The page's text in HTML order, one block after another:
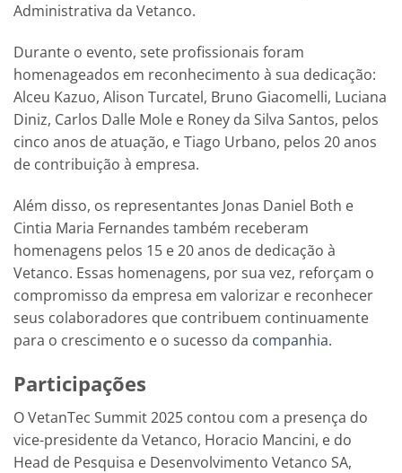
Administrativa da Vetanco.
Durante o evento, sete profissionais foram
homenageados em reconhecimento à sua dedicação:
Alceu Kazuo, Alison Turcatel, Bruno Giacomelli, Luciana
Diniz, Carlos Dalle Mole e Roney da Silva Santos, pelos
cinco anos de atuação, e Tiago Urbano, pelos 20 anos
de contribuição à empresa.
Além disso, os representantes Jonas Daniel Both e
Cintia Maria Fernandes também receberam
homenagens pelos 15 e 20 anos de dedicação à
Vetanco. Essas homenagens, por sua vez, reforçam o
compromisso da empresa em valorizar e reconhecer
seus colaboradores que contribuem continuamente
para o crescimento e o sucesso da companhia.
Participações
O VetanTec Summit 2025 contou com a presença do
vice-presidente da Vetanco, Horacio Mancini, e do
Head de Pesquisa e Desenvolvimento Vetanco SA,